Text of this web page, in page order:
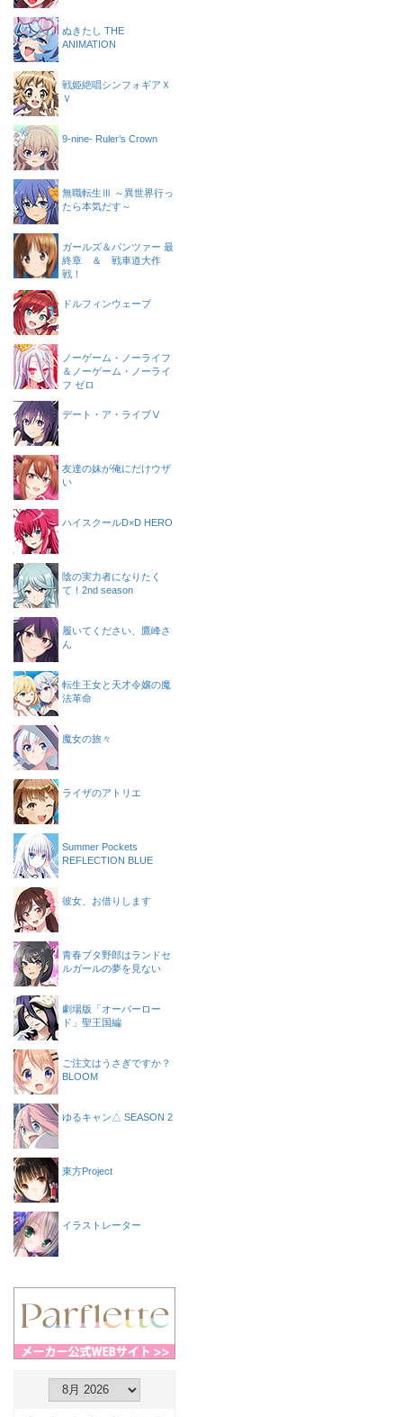
ぬきたし THE
ANIMATION
戦姫絶唱シンフォギアＸ
Ｖ
9-nine- Ruler’s Crown
無職転生Ⅲ ～異世界行っ
たら本気だす～
ガールズ＆パンツァー 最
終章 ＆ 戦車道大作
戦！
ドルフィンウェーブ
ノーゲーム・ノーライフ
＆ノーゲーム・ノーライ
フ ゼロ
デート・ア・ライブⅤ
友達の妹が俺にだけウザ
い
ハイスクールD×D HERO
陰の実力者になりたく
て！2nd season
履いてください、鷹峰さ
ん
転生王女と天才令嬢の魔
法革命
魔女の旅々
ライザのアトリエ
Summer Pockets
REFLECTION BLUE
彼女、お借りします
青春ブタ野郎はランドセ
ルガールの夢を見ない
劇場版「オーバーロー
ド」聖王国編
ご注文はうさぎですか？
BLOOM
ゆるキャン△ SEASON 2
東方Project
イラストレーター